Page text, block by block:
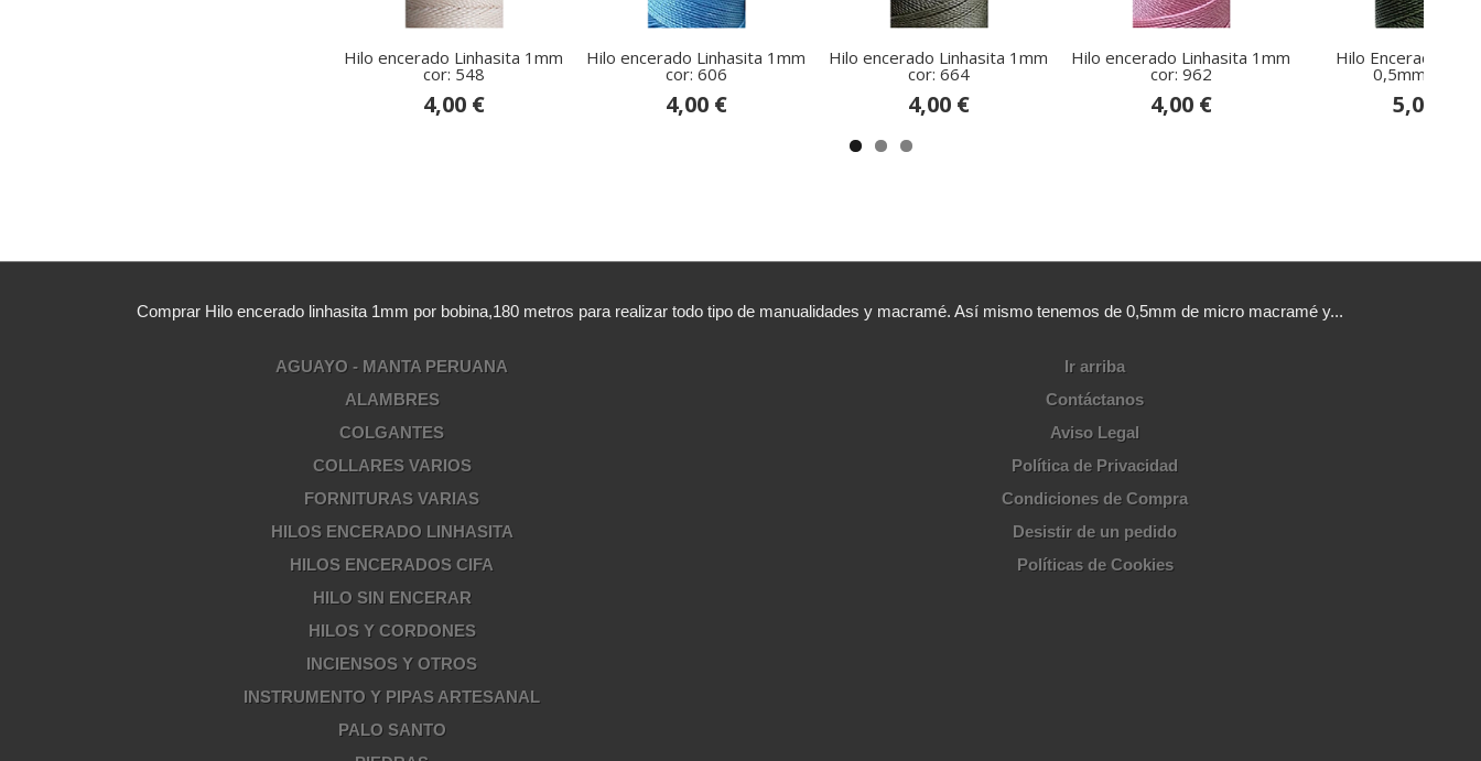
Hilo encerado Linhasita 1mm
cor: 548
4,00 €
Hilo encerado Linhasita 1mm
cor: 606
4,00 €
Hilo encerado Linhasita 1mm
cor: 664
4,00 €
Hilo encerado Linhasita 1mm
cor: 962
4,00 €
Hilo Encerado
0,5mm para...
5,00 €
Comprar Hilo encerado linhasita 1mm por bobina,180 metros para realizar todo tipo de manualidades y macramé. Así mismo tenemos de 0,5mm de micro macramé y...
AGUAYO - MANTA PERUANA
ALAMBRES
COLGANTES
COLLARES VARIOS
FORNITURAS VARIAS
HILOS ENCERADO LINHASITA
HILOS ENCERADOS CIFA
HILO SIN ENCERAR
HILOS Y CORDONES
INCIENSOS Y OTROS
INSTRUMENTO Y PIPAS ARTESANAL
PALO SANTO
Ir arriba
Contáctanos
Aviso Legal
Política de Privacidad
Condiciones de Compra
Desistir de un pedido
Políticas de Cookies